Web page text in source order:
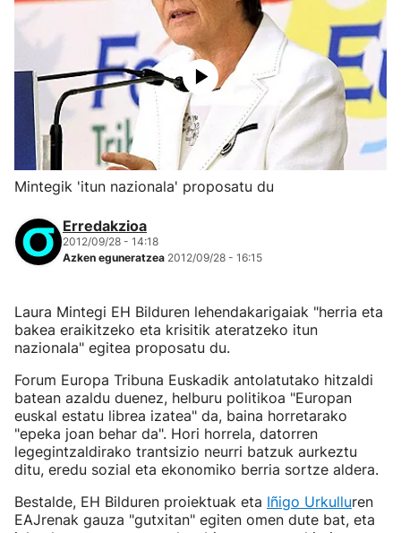
Mintegik 'itun nazionala' proposatu du
Erredakzioa
2012/09/28 - 14:18
Azken eguneratzea 2012/09/28 - 16:15
Laura Mintegi EH Bilduren lehendakarigaiak "herria eta
bakea eraikitzeko eta krisitik ateratzeko itun
nazionala" egitea proposatu du.
Forum Europa Tribuna Euskadik antolatutako hitzaldi
batean azaldu duenez, helburu politikoa "Europan
euskal estatu librea izatea" da, baina horretarako
"epeka joan behar da". Hori horrela, datorren
legegintzaldirako trantsizio neurri batzuk aurkeztu
ditu, eredu sozial eta ekonomiko berria sortze aldera.
Bestalde, EH Bilduren proiektuak eta Iñigo Urkulluren
EAJrenak gauza "gutxitan" egiten omen dute bat, eta